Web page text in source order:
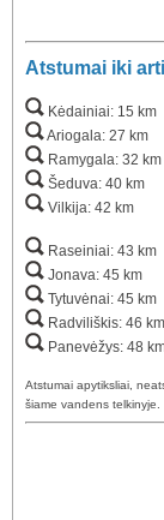
Atstumai iki
Kėdainiai: 15 km
Ariogala: 27 km
Ramygala: 32 km
Šeduva: 40 km
Vilkija: 42 km
Raseiniai: 43 km
Jonava: 45 km
Tytuvėnai: 45 km
Radviliškis: 46 km
Panevėžys: 48
Atstumai apytiksliai,
šiame vandens telkinyje.